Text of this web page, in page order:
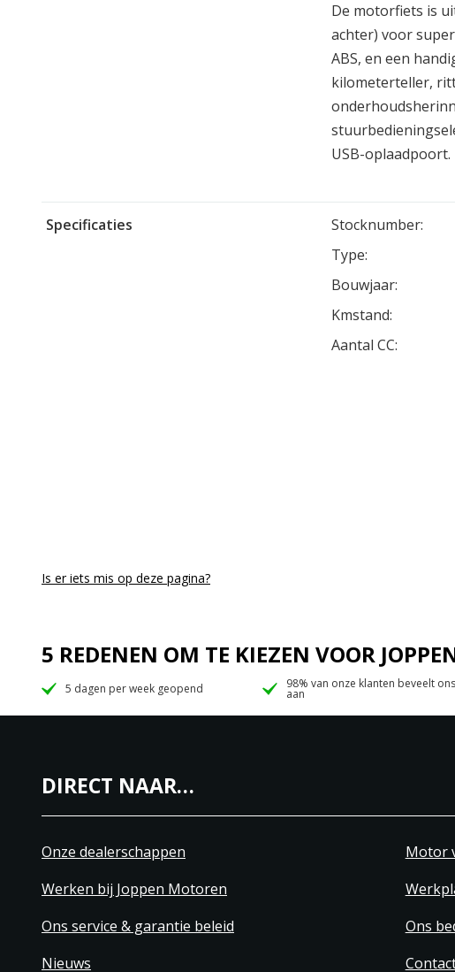
De motorfiets is
achter) voor
ABS, en een
kilometerteller,
USB-oplaadpoort.
Specificaties Stocknumber:
Type:
Bouwjaar:
Kmstand:
Aantal CC:
Is er iets mis op deze pagina?
5 REDENEN OM TE KIEZEN VOOR
5 dagen per week geopend 98% van onze klanten beveelt ons
aan
DIRECT NAAR…
Onze dealerschappen
Motor
Werken bij Joppen Motoren
Ons service & garantie beleid
Ons
Nieuws